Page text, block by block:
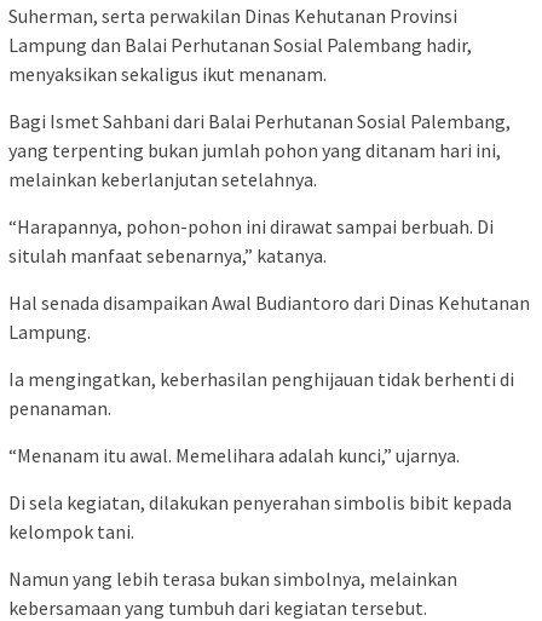
Suherman, serta perwakilan Dinas Kehutanan Provinsi
Lampung dan Balai Perhutanan Sosial Palembang hadir,
menyaksikan sekaligus ikut menanam.
Bagi Ismet Sahbani dari Balai Perhutanan Sosial Palembang,
yang terpenting bukan jumlah pohon yang ditanam hari ini,
melainkan keberlanjutan setelahnya.
“Harapannya, pohon-pohon ini dirawat sampai berbuah. Di
situlah manfaat sebenarnya,” katanya.
Hal senada disampaikan Awal Budiantoro dari Dinas Kehutanan
Lampung.
Ia mengingatkan, keberhasilan penghijauan tidak berhenti di
penanaman.
“Menanam itu awal. Memelihara adalah kunci,” ujarnya.
Di sela kegiatan, dilakukan penyerahan simbolis bibit kepada
kelompok tani.
Namun yang lebih terasa bukan simbolnya, melainkan
kebersamaan yang tumbuh dari kegiatan tersebut.